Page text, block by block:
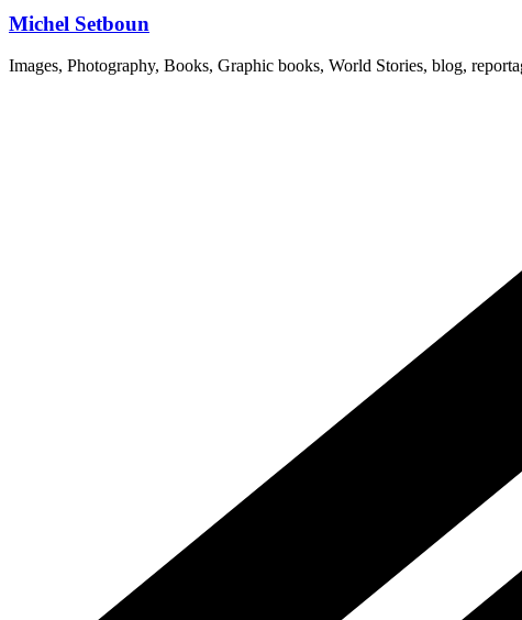
Michel Setboun
Images, Photography, Books, Graphic books, World Stories, blog,